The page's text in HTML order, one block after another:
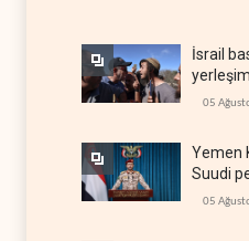
İsrail
05
Yemen
Suudi
05